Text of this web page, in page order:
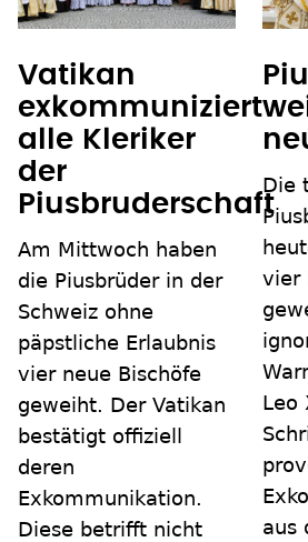
Vatikan
exkommuniziert
alle Kleriker
der
Piusbruderschaft
Am Mittwoch haben
die Piusbrüder in der
Schweiz ohne
päpstliche Erlaubnis
vier neue Bischöfe
geweiht. Der Vatikan
bestätigt offiziell
deren
Exkommunikation.
Diese betrifft nicht
Die
vier
Leo
aus